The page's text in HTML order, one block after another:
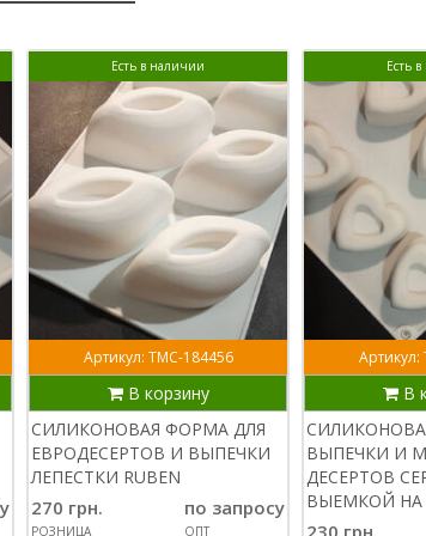
Есть в наличии
Артикул: ТМС-184456
В корзину
СИЛИКОНОВАЯ ФОРМА ДЛЯ
ЕВРОДЕСЕРТОВ И ВЫПЕЧКИ
ЛЕПЕСТКИ RUBEN
270 грн.
РОЗНИЦА
по запросу
ОПТ
Есть
В
ВЫПЕЧКИ И
ДЕСЕРТОВ
ВЫЕМКОЙ НА